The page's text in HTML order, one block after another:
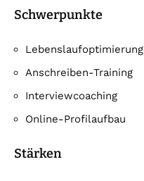
Schwerpunkte
Lebenslaufoptimierung
Anschreiben-Training
Interviewcoaching
Online-Profilaufbau
Stärken